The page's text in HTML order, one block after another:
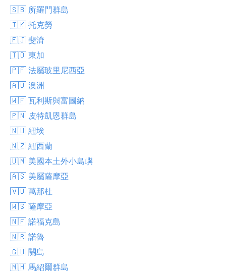
🇸🇧 所羅門群島
🇹🇰 托克勞
🇫🇯 斐濟
🇹🇴 東加
🇵🇫 法屬玻里尼西亞
🇦🇺 澳洲
🇼🇫 瓦利斯與富圖納
🇵🇳 皮特凱恩群島
🇳🇺 紐埃
🇳🇿 紐西蘭
🇺🇲 美國本土外小島嶼
🇦🇸 美屬薩摩亞
🇻🇺 萬那杜
🇼🇸 薩摩亞
🇳🇫 諾福克島
🇳🇷 諾魯
🇬🇺 關島
🇲🇭 馬紹爾群島